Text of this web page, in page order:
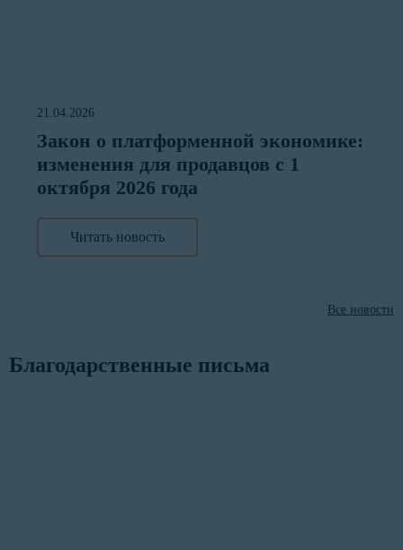
21.04.2026
Закон о платформенной экономике:
изменения для продавцов с 1
октября 2026 года
Читать новость
Все новости
Благодарственные письма